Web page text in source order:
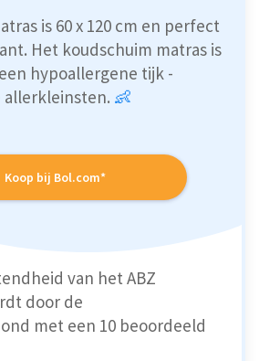
is 60 x 120 cm en perfect
Het koudschuim matras is
hypoallergene tijk -
👶
Koop bij Bol.com*
van het ABZ
door de
met een 10 beoordeeld